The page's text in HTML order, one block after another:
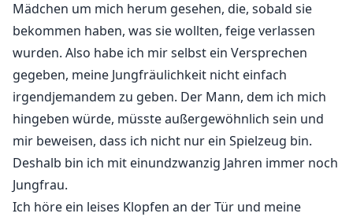
Mädchen um mich herum gesehen, die, sobald sie
bekommen haben, was sie wollten, feige verlassen
wurden. Also habe ich mir selbst ein Versprechen
gegeben, meine Jungfräulichkeit nicht einfach
irgendjemandem zu geben. Der Mann, dem ich mich
hingeben würde, müsste außergewöhnlich sein und
mir beweisen, dass ich nicht nur ein Spielzeug bin.
Deshalb bin ich mit einundzwanzig Jahren immer noch
Jungfrau.
Ich höre ein leises Klopfen an der Tür und meine